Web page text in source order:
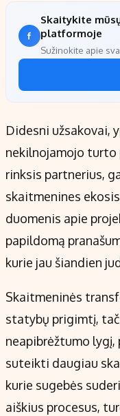
Skaitykite
platformoje
Sužinokite apie
Didesni užsakovai,
nekilnojamojo turto
rinksis partnerius,
skaitmenines
duomenis apie
papildomą
kurie jau šiandien
Skaitmeninės
statybų prigimtį,
neapibrėžtumo
suteikti daugiau
kurie sugebės
aiškius procesus,